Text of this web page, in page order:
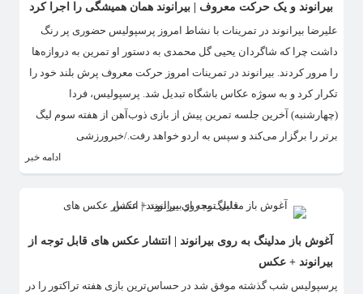
بیرانوند و یک حرکت معروف | بیرانوند همان همیشگی را اجرا کرد
علیرضا بیرانوند در تمرینات با نشاط امروز پرسپولیس حضوری پر رنگ
داشت چرا که شاگردان یحیی گل محمدی به دستور او تمرین به دروازه‌ها
را مرور کردند. بیرانوند در تمرینات امروز حرکت معروف پرش بلند خود را
تکرار کرد و به سوژه عکاس باشگاه تبدیل شد. پرسپولیس، فردا
(چهارشنبه) آخرین جلسه تمرین پیش از بازی ذوب‌آهن از هفته سوم لیگ
برتر را برگزار می‌کند و سپس به اردو خواهد رفت./خبرورزشی
ادامه خبر
آغوش باز مدلینگ به روی بیرانوند | انتشار عکس های قابل توجه از
بیرانوند + عکس
پرسپولیس شب گذشته موفق شد در حساس‌ترین بازی هفته تراکتور را در